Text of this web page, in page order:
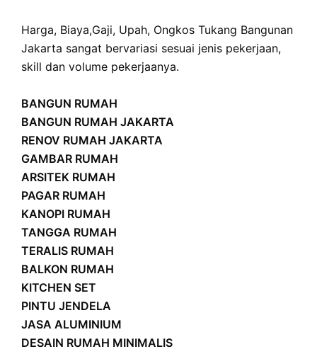
Harga, Biaya,Gaji, Upah, Ongkos Tukang Bangunan
Jakarta sangat bervariasi sesuai jenis pekerjaan,
skill dan volume pekerjaanya.
BANGUN RUMAH
BANGUN RUMAH JAKARTA
RENOV RUMAH JAKARTA
GAMBAR RUMAH
ARSITEK RUMAH
PAGAR RUMAH
KANOPI RUMAH
TANGGA RUMAH
TERALIS RUMAH
BALKON RUMAH
KITCHEN SET
PINTU JENDELA
JASA ALUMINIUM
DESAIN RUMAH MINIMALIS